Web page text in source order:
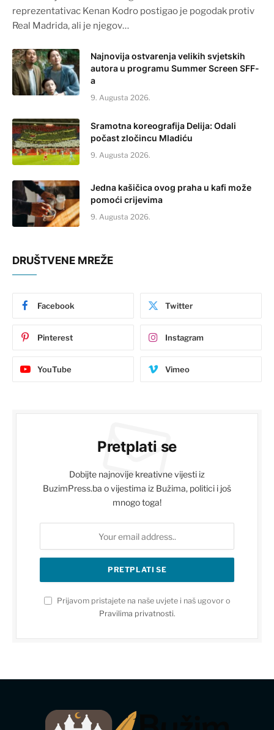
reprezentativac Kenan Kodro postigao je pogodak protiv
Real Madrida, ali je njegov…
Najnovija ostvarenja velikih svjetskih
autora u programu Summer Screen SFF-
a
9. Augusta 2026.
Sramotna koreografija Delija: Odali
počast zločincu Mladiću
9. Augusta 2026.
Jedna kašičica ovog praha u kafi može
pomoći crijevima
9. Augusta 2026.
DRUŠTVENE MREŽE
Facebook Twitter
Pinterest Instagram
YouTube Vimeo
Pretplati se
Dobijte najnovije kreativne vijesti iz
BuzimPress.ba o vijestima iz Bužima, politici i još
mnogo toga!
Prijavom pristajete na naše uvjete i naš ugovor o
Pravilima privatnosti.